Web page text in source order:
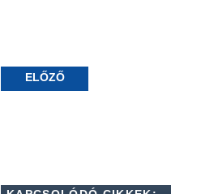
ELŐZŐ